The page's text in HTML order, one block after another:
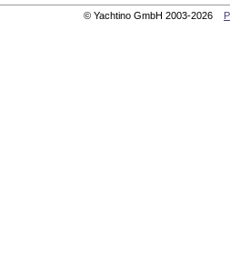
© Yachtino GmbH 2003-2026